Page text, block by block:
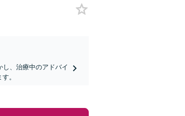
し、治療中のアドバイ
。